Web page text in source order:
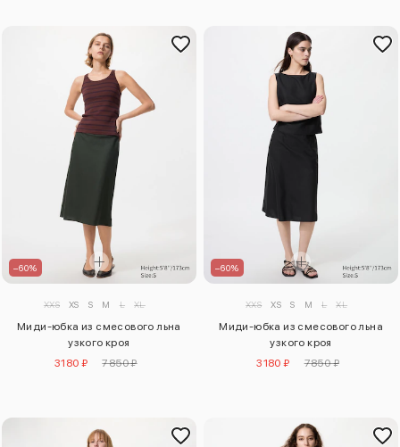
–60%
XXS XS S M L XL
Миди-юбка из смесового льна
узкого кроя
3180 ₽
7850 ₽
–60%
XXS XS S M L XL
Миди-юбка из смесового льна
узкого кроя
3180 ₽
7850 ₽